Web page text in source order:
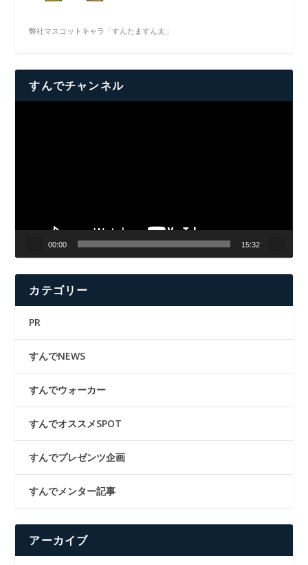
弊社マスコットキャラ「すんたますん太」
すんでチャンネル
00:00 15:32
カテゴリー
PR
すんでNEWS
すんでウォーカー
すんでオススメSPOT
すんでプレゼンツ企画
すんでメンター記事
アーカイブ